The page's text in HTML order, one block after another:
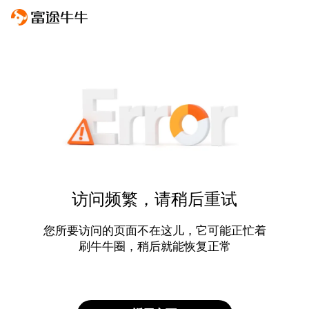
访问频繁，请稍后重试
您所要访问的页面不在这儿，它可能正忙着
刷牛牛圈，稍后就能恢复正常